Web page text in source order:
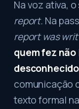
Na voz ativa,
report. Na
report was
quem fez
desconhecido
comunicação
texto formal